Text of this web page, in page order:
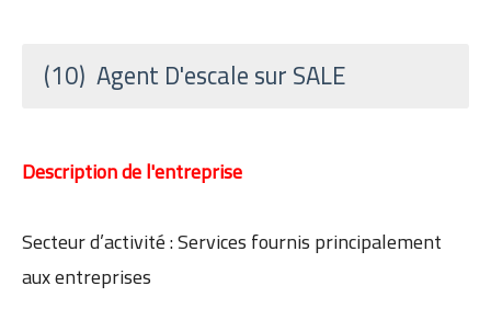
(10) Agent D'escale sur SALE
Description de l'entreprise
Secteur d’activité : Services fournis principalement
aux entreprises